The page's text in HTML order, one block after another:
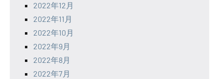
2022年12月
2022年11月
2022年10月
2022年9月
2022年8月
2022年7月